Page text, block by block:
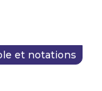
et notations